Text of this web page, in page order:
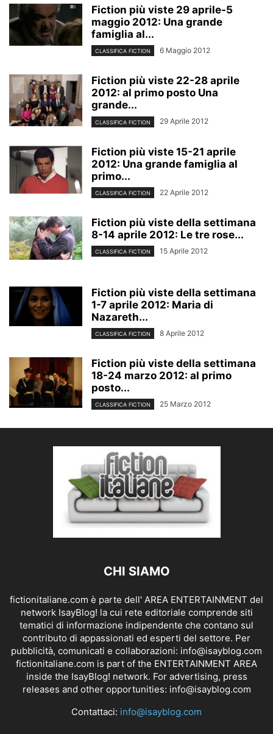
Fiction più viste 29 aprile-5
maggio 2012: Una grande
famiglia al...
CLASSIFICA FICTION 6 Maggio 2012
Fiction più viste 22-28 aprile
2012: al primo posto Una
grande...
CLASSIFICA FICTION 29 Aprile 2012
Fiction più viste 15-21 aprile
2012: Una grande famiglia al
primo...
CLASSIFICA FICTION 22 Aprile 2012
Fiction più viste della settimana
8-14 aprile 2012: Le tre rose...
CLASSIFICA FICTION 15 Aprile 2012
Fiction più viste della settimana
1-7 aprile 2012: Maria di
Nazareth...
CLASSIFICA FICTION 8 Aprile 2012
Fiction più viste della settimana
18-24 marzo 2012: al primo
posto...
CLASSIFICA FICTION 25 Marzo 2012
CHI SIAMO
fictionitaliane.com è parte dell' AREA ENTERTAINMENT del
network IsayBlog! la cui rete editoriale comprende siti
tematici di informazione indipendente che contano sul
contributo di appassionati ed esperti del settore. Per
pubblicità, comunicati e collaborazioni: info@isayblog.com
fictionitaliane.com is part of the ENTERTAINMENT AREA
inside the IsayBlog! network. For advertising, press
releases and other opportunities: info@isayblog.com
Contattaci: info@isayblog.com